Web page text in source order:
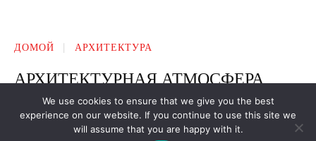
We use cookies to ensure that we give you the best
experience on our website. If you continue to use this site we
will assume that you are happy with it.